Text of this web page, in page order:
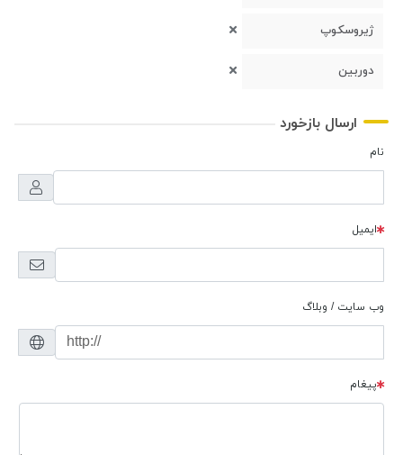
ژیروسکوپ
دوربین
ارسال بازخورد
نام
ایمیل
وب سایت / وبلاگ
پیغام